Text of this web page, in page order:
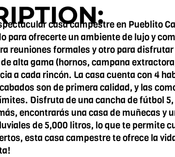
casa campestre en Pueblito
para ofrecerte un ambiente de lujo y
reuniones formales y otro para
alta gama (hornos, campana
a cada rincón. La casa cuenta con 4
son de primera calidad, y las
Disfruta de una cancha de fútbol
encontrarás una casa de muñecas
de 5,000 litros, lo que te permite
esta casa campestre te ofrece la